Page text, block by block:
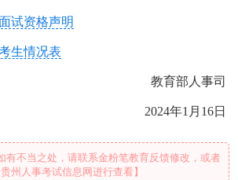
试资格声明
生情况表
教育部人事司
2024年1月16日
有不当之处，请联系金粉笔教育反馈修改，或者
州人事考试信息网进行查看】